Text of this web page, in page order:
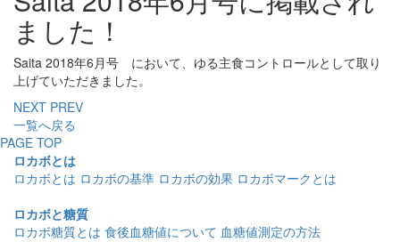
ました！
Saita 2018年6月号 において、ゆる主食コントロールとして取り
上げていただきました。
NEXT PREV
一覧へ戻る
PAGE TOP
ロカボとは
ロカボとは ロカボの基準 ロカボの効果 ロカボマークとは
ロカボと糖質
ロカボ糖質とは 食後血糖値について 血糖値測定の方法